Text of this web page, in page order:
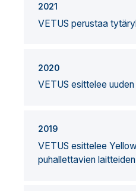
2021
VETUS perustaa
2020
VETUS esittelee
2019
VETUS esittelee
puhallettavien